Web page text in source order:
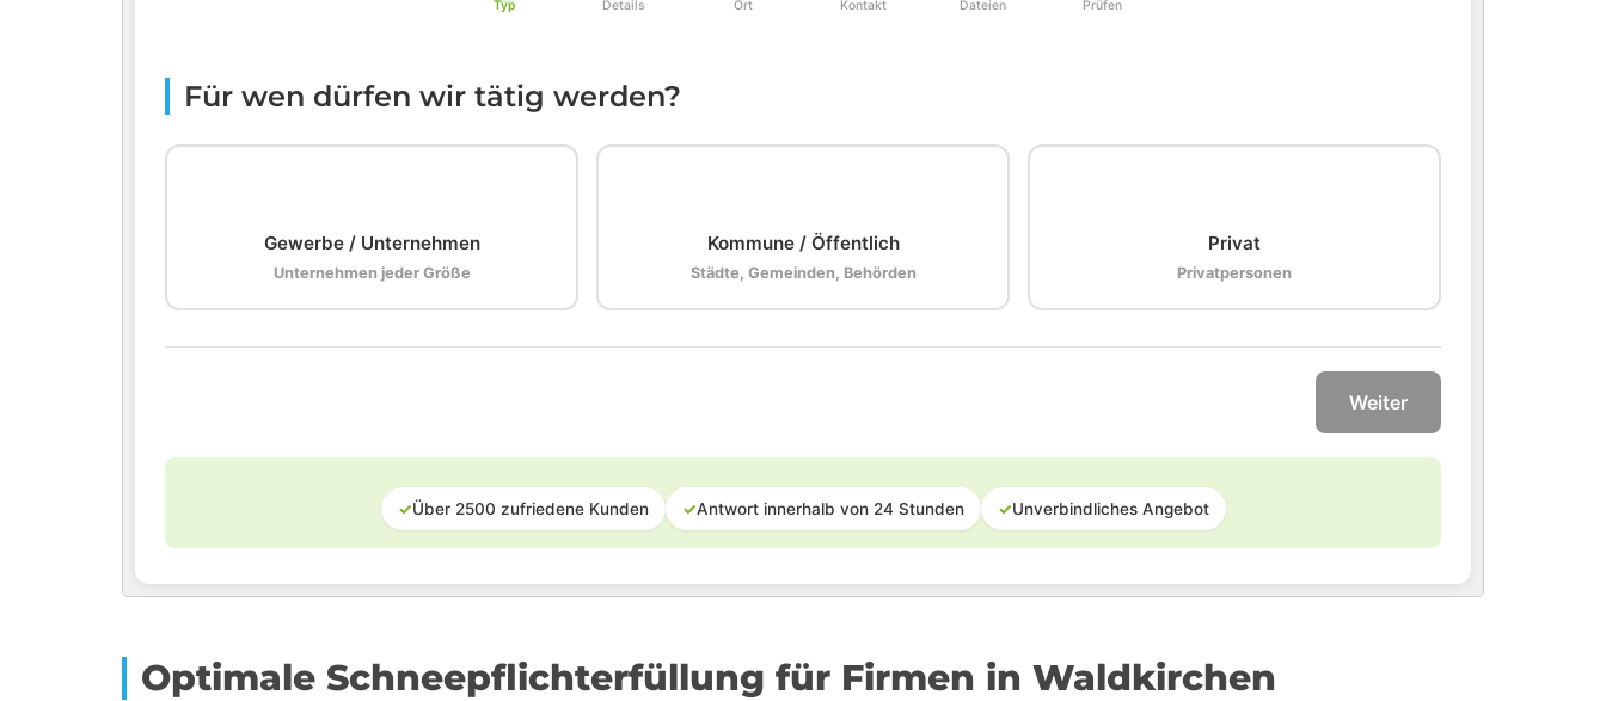
Typ Details Ort Kontakt Dateien Prüfen
Für wen dürfen wir tätig werden?
Gewerbe / Unternehmen
Unternehmen jeder Größe
Kommune / Öffentlich
Städte, Gemeinden, Behörden
Privat
Privatpersonen
Weiter
✓Über 2500 zufriedene Kunden ✓Antwort innerhalb von 24 Stunden ✓Unverbindliches Angebot
Optimale Schneepflichterfüllung für Firmen in Waldkirchen